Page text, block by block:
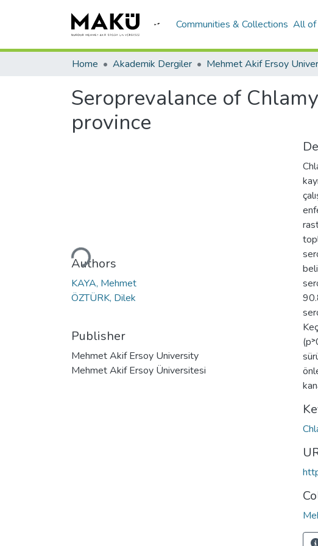
Communities & Collections All of
Home Akademik Dergiler
Seroprevalance of
province
Loading...
Authors
KAYA, Mehmet
ÖZTÜRK, Dilek
Publisher
Mehmet Akif Ersoy University
Mehmet Akif Ersoy Üniversitesi